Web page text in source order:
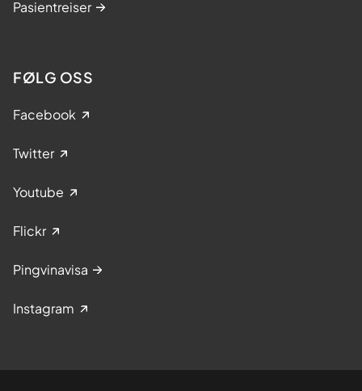
Pasientreiser
FØLG OSS
Facebook
Twitter
Youtube
Flickr
Pingvinavisa
Instagram